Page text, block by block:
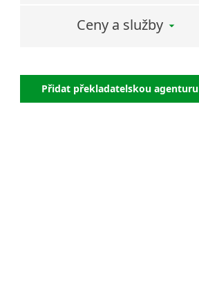
Ceny a služby
Přidat překladatelskou agenturu